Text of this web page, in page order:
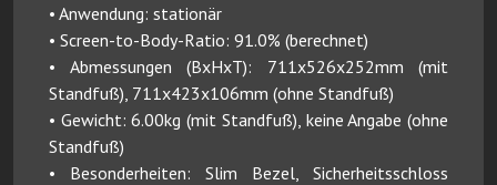
• Anwendung: stationär
• Screen-to-Body-Ratio: 91.0% (berechnet)
• Abmessungen (BxHxT): 711x526x252mm (mit
Standfuß), 711x423x106mm (ohne Standfuß)
• Gewicht: 6.00kg (mit Standfuß), keine Angabe (ohne
Standfuß)
• Besonderheiten: Slim Bezel, Sicherheitsschloss